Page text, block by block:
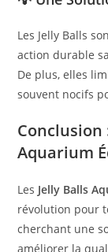
Les Jelly Balls
action durable
De plus, elles
souvent nocifs
Conclusion
Aquarium
Les Jelly Balls
révolution pour
cherchant une
améliorer la